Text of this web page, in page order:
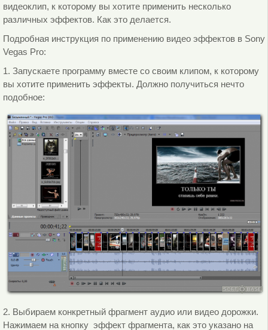
видеоклип, к которому вы хотите применить несколько
различных эффектов. Как это делается.
Подробная инструкция по применению видео эффектов в Sony
Vegas Pro:
1. Запускаете программу вместе со своим клипом, к которому
вы хотите применить эффекты. Должно получиться нечто
подобное:
2. Выбираем конкретный фрагмент аудио или видео дорожки.
Нажимаем на кнопку эффект фрагмента, как это указано на